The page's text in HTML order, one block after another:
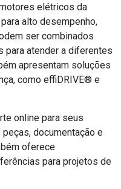
elétricos da
alto desempenho,
ser combinados
para atender a diferentes
apresentam soluções
como effiDRIVE® e
online para seus
documentação e
oferece
para projetos de